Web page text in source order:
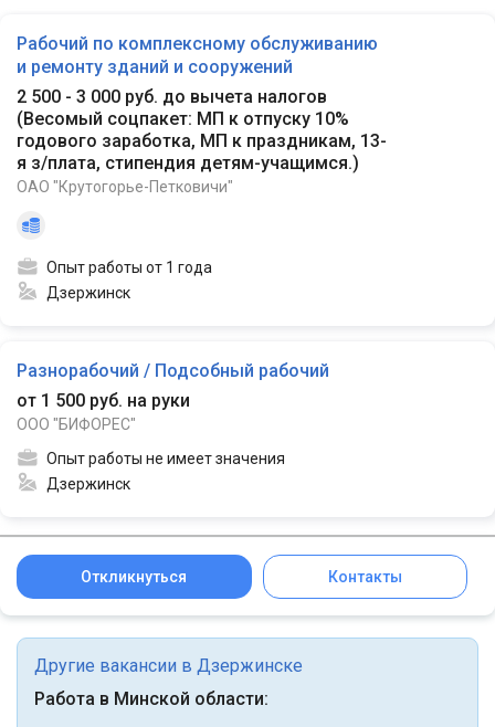
Рабочий по комплексному обслуживанию
и ремонту зданий и сооружений
2 500 - 3 000 руб. до вычета налогов
( Весомый соцпакет: МП к отпуску 10%
годового заработка, МП к праздникам, 13-
я з/плата, стипендия детям-учащимся.)
ОАО "Крутогорье-Петковичи"
Опыт работы от 1 года
Дзержинск
Разнорабочий / Подсобный рабочий
от 1 500 руб. на руки
ООО "БИФОРЕС"
Опыт работы не имеет значения
Дзержинск
Откликнуться Контакты
Другие вакансии в Дзержинске
Работа в Минской области: